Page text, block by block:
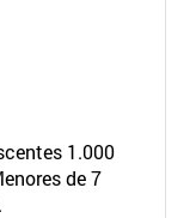
1.000
de 7